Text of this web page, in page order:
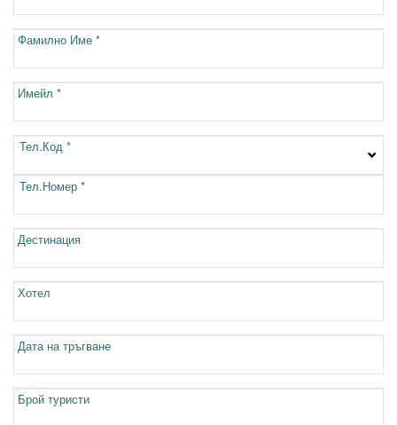
Фамилно Име *
Имейл *
Тел.Код *
Тел.Номер *
Дестинация
Хотел
Дата на тръгване
Брой туристи